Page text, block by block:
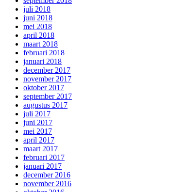
juli 2018
juni 2018
mei 2018
april 2018
maart 2018
februari 2018
januari 2018
december 2017
november 2017
oktober 2017
september 2017
augustus 2017
juli 2017
juni 2017
mei 2017
april 2017
maart 2017
februari 2017
januari 2017
december 2016
november 2016